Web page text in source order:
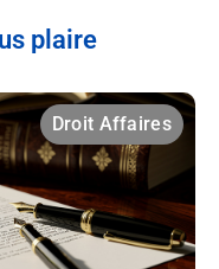
plaire
Droit Affaires